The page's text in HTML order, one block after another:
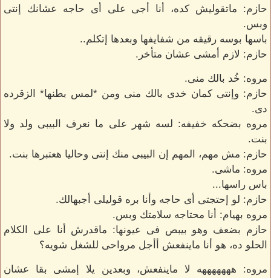
حازم: ماتقوليش كده، أنا أجى على أى حاجه عشانك إنتى
وبس.
باسها بوسه رقيقه من شفايفها وبعدها إتكلم..
حازم: لازم أمشى عشان متأخر.
مروه: خُد بالك منى.
حازم: وإنتى كمان خدى بالك منى ومن *لمس بطنها* الزقرده
دى.
مروه بضحكه خفيفه: لسه شهر على ما نعرف البيبى ولد ولا
بنت.
حازم: مش مهم، المهم إن البيبى منك إنتى وحاليا هعتبرها بنت.
مروه: ماشى.
باس راسها...
حازم: لو إحتجتى أى حاجه وأنا بره قوليلى أجبهالك.
مروه بهيام: أنا محتاجه سلامتك وبس.
حازم بضعف وهو بيبص فى عيونها: ماقدرش أنا على الكلام
الحلو ده، هو أنا ماينفعش أأجل مرواحى للشغل شويه؟
مروه: هههههههه لا ماينفعش، وبعدين يلا إمشى بقا عشان